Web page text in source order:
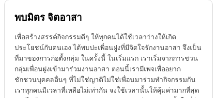
พบมิตร จิตอาสา
เพื่อสร้างสรรค์กิจกรรมดีๆ ให้ทุกคนได้ใช้เวลาว่างให้เกิด
ประโยชน์กับตนเอง ได้พบปะเพื่อนฝูงที่มีจิตใจรักงานอาสา จึงเป็น
ที่มาของการก่อตั้งกลุ่ม ในครั้งนี้ ในเริ่มแรก เราเริ่มจากการชวน
กลุ่มเพื่อนฝูงเข้ามาร่วมงานอาสา ตอนนี้เรามีเพจเพื่ออยาก
ชักชวนบุคคลอื่นๆ ที่ไม่ใช่ญาติไม่ใช่เพื่อนมาร่วมทำกิจกรรมกัน
เราทุกคนมีเวลาที่เหลือไม่เท่ากัน จงใช้เวลานั้นให้คุ้มค่ามากที่สุด